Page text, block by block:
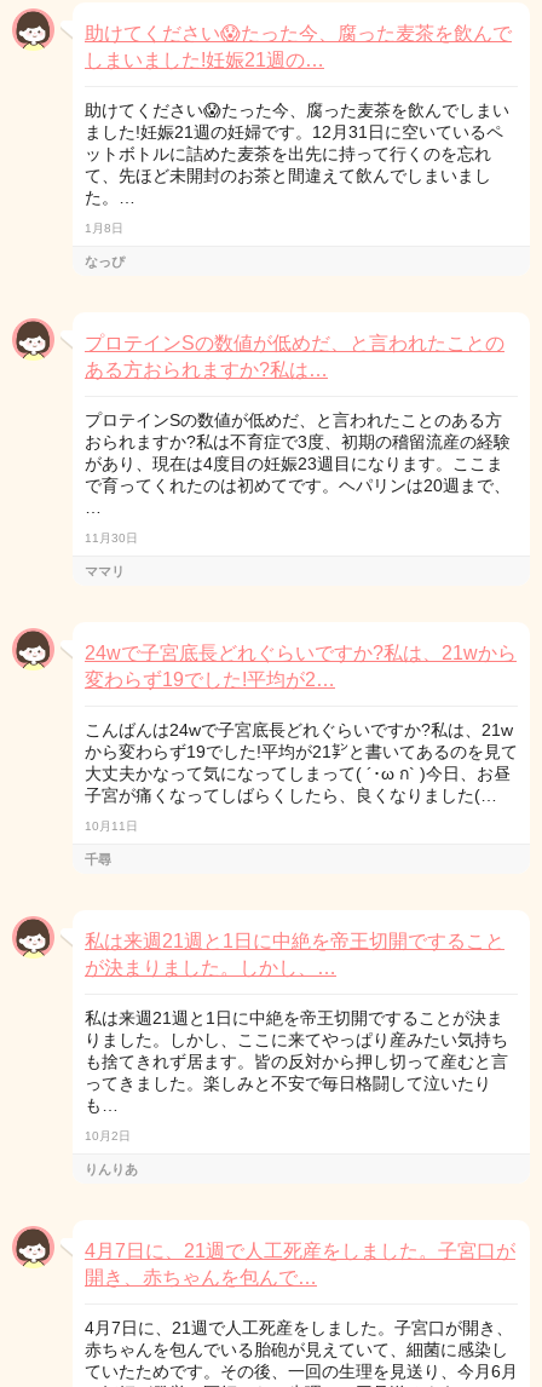
助けてください😱たった今、腐った麦茶を飲んで
しまいました!妊娠21週の…
助けてください😱たった今、腐った麦茶を飲んでしまい
ました!妊娠21週の妊婦です。12月31日に空いているペ
ットボトルに詰めた麦茶を出先に持って行くのを忘れ
て、先ほど未開封のお茶と間違えて飲んでしまいまし
た。…
1月8日
なっぴ
プロテインSの数値が低めだ、と言われたことの
ある方おられますか?私は…
プロテインSの数値が低めだ、と言われたことのある方
おられますか?私は不育症で3度、初期の稽留流産の経験
があり、現在は4度目の妊娠23週目になります。ここま
で育ってくれたのは初めてです。ヘパリンは20週まで、
11月30日
ママリ
24wで子宮底長どれぐらいですか?私は、21wから
変わらず19でした!平均が2…
こんばんは24wで子宮底長どれぐらいですか?私は、21w
から変わらず19でした!平均が21㌢と書いてあるのを見て
大丈夫かなって気になってしまって( ´･ω ก` )今日、お昼
子宮が痛くなってしばらくしたら、良くなりました(…
10月11日
千尋
私は来週21週と1日に中絶を帝王切開ですること
が決まりました。しかし、…
私は来週21週と1日に中絶を帝王切開ですることが決ま
りました。しかし、ここに来てやっぱり産みたい気持ち
も捨てきれず居ます。皆の反対から押し切って産むと言
ってきました。楽しみと不安で毎日格闘して泣いたり
も…
10月2日
りんりあ
4月7日に、21週で人工死産をしました。子宮口が
開き、赤ちゃんを包んで…
4月7日に、21週で人工死産をしました。子宮口が開き、
赤ちゃんを包んでいる胎砲が見えていて、細菌に感染し
ていたためです。その後、一回の生理を見送り、今月6月